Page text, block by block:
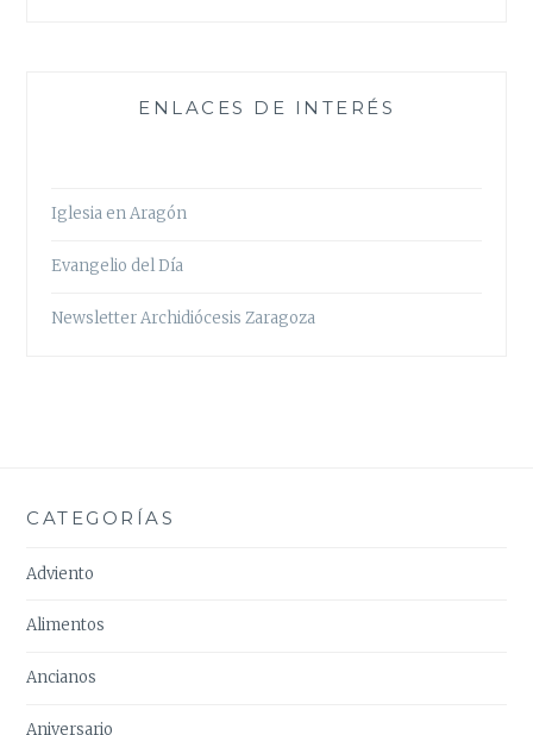
ENLACES DE INTERÉS
Iglesia en Aragón
Evangelio del Día
Newsletter Archidiócesis Zaragoza
CATEGORÍAS
Adviento
Alimentos
Ancianos
Aniversario